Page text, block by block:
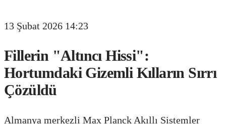
13 Şubat 2026 14:23
Fillerin "Altıncı Hissi":
Hortumdaki Gizemli Kılların Sırrı
Çözüldü
Almanya merkezli Max Planck Akıllı Sistemler